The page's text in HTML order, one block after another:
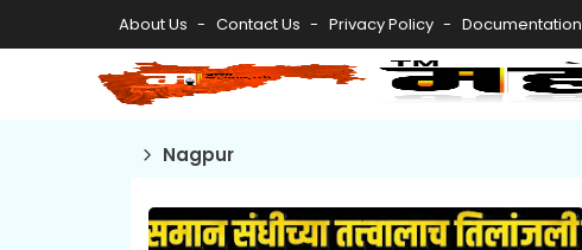
About Us Contact Us Privacy Policy Documentation
Nagpur